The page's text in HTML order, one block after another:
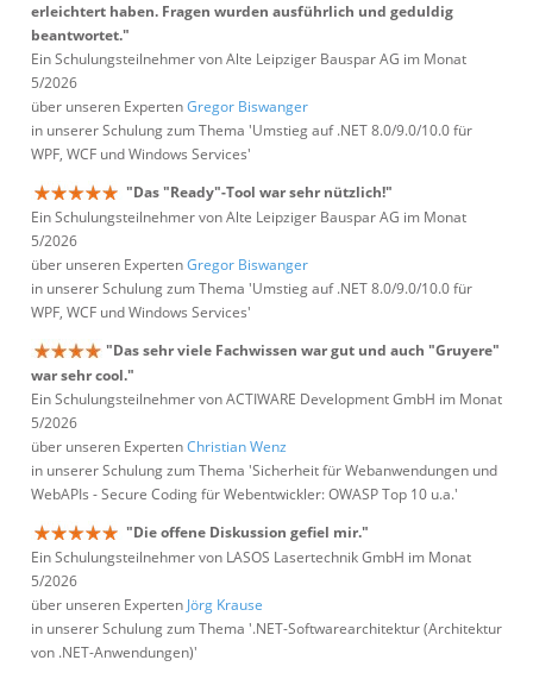
erleichtert haben. Fragen wurden ausführlich und geduldig
beantwortet."
Ein Schulungsteilnehmer von Alte Leipziger Bauspar AG im Monat
5/2026
über unseren ExpertenGregor Biswanger
in unserer Schulung zum Thema 'Umstieg auf .NET 8.0/9.0/10.0 für
WPF, WCF und Windows Services'
"Das "Ready"-Tool war sehr nützlich!"
Ein Schulungsteilnehmer von Alte Leipziger Bauspar AG im Monat
5/2026
über unseren ExpertenGregor Biswanger
in unserer Schulung zum Thema 'Umstieg auf .NET 8.0/9.0/10.0 für
WPF, WCF und Windows Services'
"Das sehr viele Fachwissen war gut und auch "Gruyere"
war sehr cool."
Ein Schulungsteilnehmer von ACTIWARE Development GmbH im Monat
5/2026
über unseren ExpertenChristian Wenz
in unserer Schulung zum Thema 'Sicherheit für Webanwendungen und
WebAPIs - Secure Coding für Webentwickler: OWASP Top 10 u.a.'
"Die offene Diskussion gefiel mir."
Ein Schulungsteilnehmer von LASOS Lasertechnik GmbH im Monat
5/2026
über unseren Experten Jörg Krause
in unserer Schulung zum Thema '.NET-Softwarearchitektur (Architektur
von .NET-Anwendungen)'